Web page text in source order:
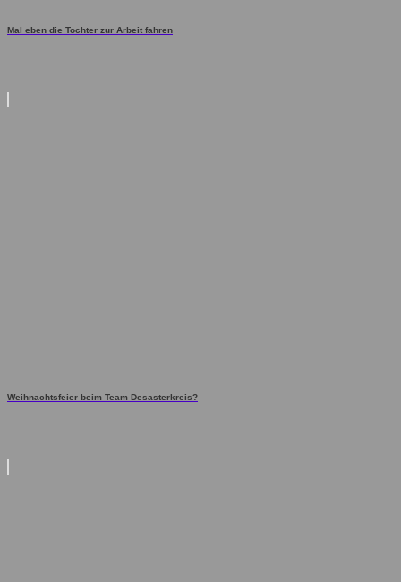
Mal eben die Tochter zur Arbeit fahren
Weihnachtsfeier beim Team Desasterkreis?